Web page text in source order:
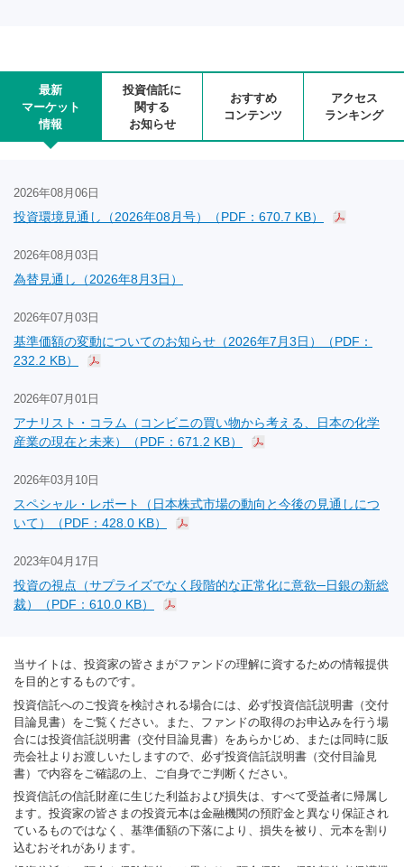
最新
マーケット
情報
投資信託に
関する
お知らせ
おすすめ
コンテンツ
アクセス
ランキング
2026年08月06日
投資環境見通し（2026年08月号）（PDF：670.7 KB）
2026年08月03日
為替見通し（2026年8月3日）
2026年07月03日
基準価額の変動についてのお知らせ（2026年7月3日）（PDF：
232.2 KB）
2026年07月01日
アナリスト・コラム（コンビニの買い物から考える、日本の化学
産業の現在と未来）（PDF：671.2 KB）
2026年03月10日
スペシャル・レポート（日本株式市場の動向と今後の見通しにつ
いて）（PDF：428.0 KB）
2023年04月17日
投資の視点（サプライズでなく段階的な正常化に意欲─日銀の新総
裁）（PDF：610.0 KB）
当サイトは、投資家の皆さまがファンドの理解に資するための情報提供
を目的とするものです。
投資信託へのご投資を検討される場合には、必ず投資信託説明書（交付
目論見書）をご覧ください。また、ファンドの取得のお申込みを行う場
合には投資信託説明書（交付目論見書）をあらかじめ、または同時に販
売会社よりお渡しいたしますので、必ず投資信託説明書（交付目論見
書）で内容をご確認の上、ご自身でご判断ください。
投資信託の信託財産に生じた利益および損失は、すべて受益者に帰属し
ます。投資家の皆さまの投資元本は金融機関の預貯金と異なり保証され
ているものではなく、基準価額の下落により、損失を被り、元本を割り
込むおそれがあります。